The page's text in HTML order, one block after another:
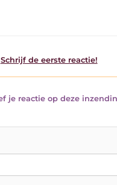
Schrijf de eerste reactie!
je reactie op deze